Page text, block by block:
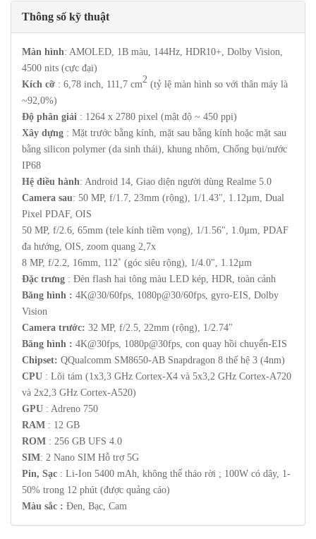
Thông số kỹ thuật
Màn hình: AMOLED, 1B màu, 144Hz, HDR10+, Dolby Vision,
4500 nits (cực đại)
Kích cỡ : 6,78 inch, 111,7 cm2 (tỷ lệ màn hình so với thân máy là
~92,0%)
Độ phân giải : 1264 x 2780 pixel (mật độ ~ 450 ppi)
Xây dựng : Mặt trước bằng kính, mặt sau bằng kính hoặc mặt sau
bằng silicon polymer (da sinh thái), khung nhôm, Chống bụi/nước
IP68
Hệ điều hành: Android 14, Giao diện người dùng Realme 5.0
Camera sau: 50 MP, f/1.7, 23mm (rộng), 1/1.43", 1.12µm, Dual
Pixel PDAF, OIS
50 MP, f/2.6, 65mm (tele kính tiềm vọng), 1/1.56", 1.0µm, PDAF
đa hướng, OIS, zoom quang 2,7x
8 MP, f/2.2, 16mm, 112˚ (góc siêu rộng), 1/4.0", 1.12µm
Đặc trưng : Đèn flash hai tông màu LED kép, HDR, toàn cảnh
Băng hình : 4K@30/60fps, 1080p@30/60fps, gyro-EIS, Dolby
Vision
Camera trước: 32 MP, f/2.5, 22mm (rộng), 1/2.74"
Băng hình : 4K@30fps, 1080p@30fps, con quay hồi chuyển-EIS
Chipset: QQualcomm SM8650-AB Snapdragon 8 thế hệ 3 (4nm)
CPU : Lõi tám (1x3,3 GHz Cortex-X4 và 5x3,2 GHz Cortex-A720
và 2x2,3 GHz Cortex-A520)
GPU : Adreno 750
RAM : 12 GB
ROM : 256 GB UFS 4.0
SIM: 2 Nano SIM Hỗ trợ 5G
Pin, Sạc : Li-Ion 5400 mAh, không thể tháo rời ; 100W có dây, 1-
50% trong 12 phút (được quảng cáo)
Màu sắc : Đen, Bạc, Cam